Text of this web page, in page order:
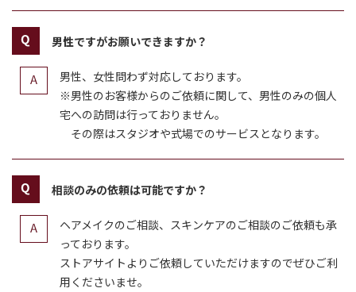
男性ですがお願いできますか？
男性、女性問わず対応しております。
※男性のお客様からのご依頼に関して、男性のみの個人
宅への訪問は行っておりません。
その際はスタジオや式場でのサービスとなります。
相談のみの依頼は可能ですか？
ヘアメイクのご相談、スキンケアのご相談のご依頼も承
っております。
ストアサイトよりご依頼していただけますのでぜひご利
用くださいませ。